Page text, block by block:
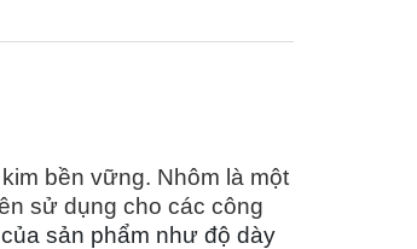
bền vững. Nhôm là một
sử dụng cho các công
sản phẩm như độ dày